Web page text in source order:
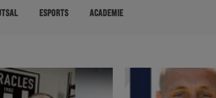
ESPORTS ACADEMIE